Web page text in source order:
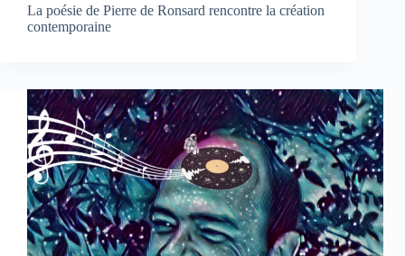
La poésie de Pierre de Ronsard rencontre la création
contemporaine